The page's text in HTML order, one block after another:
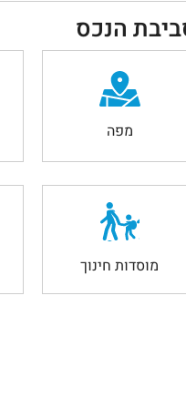
הנכס
מפה
מוסדות חינוך